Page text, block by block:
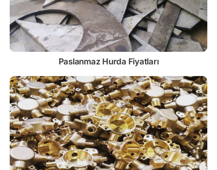
Paslanmaz Hurda Fiyatları